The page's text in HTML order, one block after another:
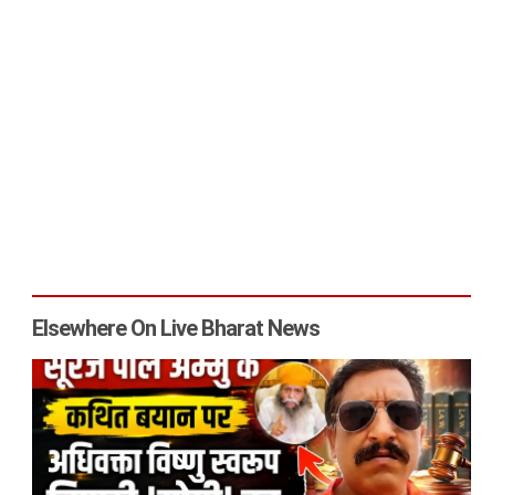
Elsewhere On Live Bharat News